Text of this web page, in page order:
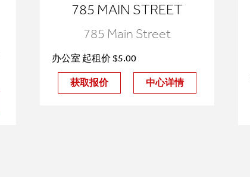
785 MAIN STREET
785 Main Street
办公室 起租价 $5.00
获取报价 中心详情